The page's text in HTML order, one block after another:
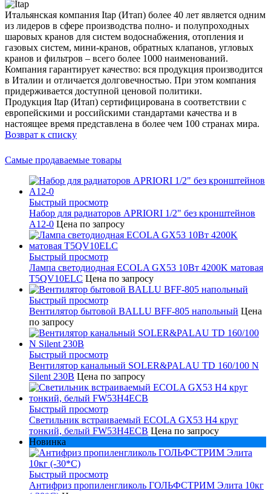
Итальянская компания Itap (Итап) более 40 лет является одним
из лидеров в сфере производства полно- и полупроходных
шаровых кранов для систем водоснабжения, отопления и
газовых систем, мини-кранов, обратных клапанов, угловых
кранов и фильтров – всего более 1000 наименований.
Компания гарантирует качество: вся продукция производится
в Италии и отличается долговечностью. При этом компания
придерживается доступной ценовой политики.
Продукция Itap (Итап) сертифицирована в соответствии с
европейскими и российскими стандартами качества и в
настоящее время представлена в более чем 100 странах мира.
Возврат к списку
Самые продаваемые товары
Быстрый просмотр
Набор для радиаторов APRIORI 1/2" без кронштейнов
A12-0 Цена по запросу
Быстрый просмотр
Лампа светодиодная ECOLA GX53 10Вт 4200K матовая
T5QV10ELC Цена по запросу
Быстрый просмотр
Вентилятор бытовой BALLU BFF-805 напольный Цена
по запросу
Быстрый просмотр
Вентилятор канальный SOLER&PALAU TD 160/100 N
Silent 230В Цена по запросу
Быстрый просмотр
Светильник встраиваемый ECOLA GX53 H4 круг
тонкий, белый FW53H4ECB Цена по запросу
Новинка
Быстрый просмотр
Антифриз пропиленгликоль ГОЛЬФСТРИМ Элита 10кг